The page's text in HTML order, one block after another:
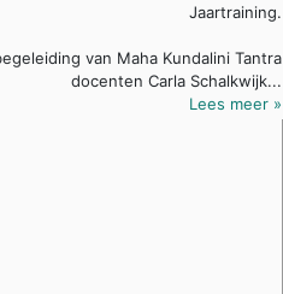
Jaartraining.
van Maha Kundalini Tantra
docenten Carla Schalkwijk...
Lees meer »